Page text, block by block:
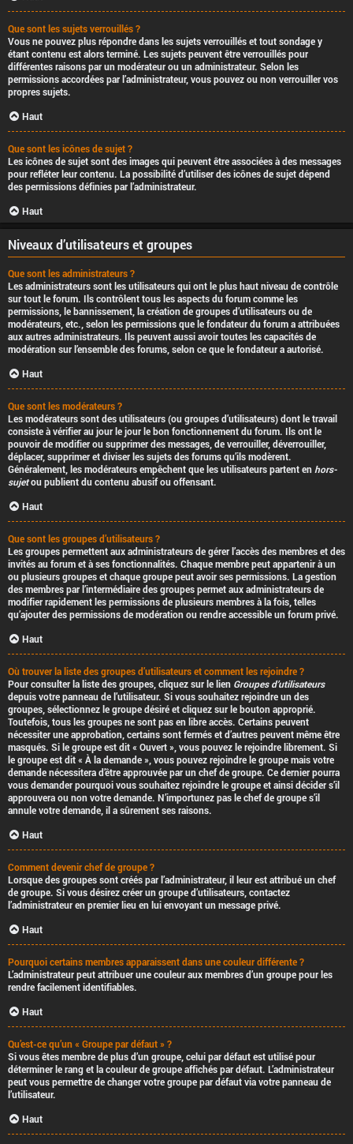
Que sont les sujets verrouillés ?
Vous ne pouvez plus répondre dans les sujets verrouillés et tout sondage y
étant contenu est alors terminé. Les sujets peuvent être verrouillés pour
différentes raisons par un modérateur ou un administrateur. Selon les
permissions accordées par l’administrateur, vous pouvez ou non verrouiller vos
propres sujets.
Haut
Que sont les icônes de sujet ?
Les icônes de sujet sont des images qui peuvent être associées à des messages
pour refléter leur contenu. La possibilité d’utiliser des icônes de sujet dépend
des permissions définies par l’administrateur.
Haut
Niveaux d’utilisateurs et groupes
Que sont les administrateurs ?
Les administrateurs sont les utilisateurs qui ont le plus haut niveau de contrôle
sur tout le forum. Ils contrôlent tous les aspects du forum comme les
permissions, le bannissement, la création de groupes d’utilisateurs ou de
modérateurs, etc., selon les permissions que le fondateur du forum a attribuées
aux autres administrateurs. Ils peuvent aussi avoir toutes les capacités de
modération sur l’ensemble des forums, selon ce que le fondateur a autorisé.
Haut
Que sont les modérateurs ?
Les modérateurs sont des utilisateurs (ou groupes d’utilisateurs) dont le travail
consiste à vérifier au jour le jour le bon fonctionnement du forum. Ils ont le
pouvoir de modifier ou supprimer des messages, de verrouiller, déverrouiller,
déplacer, supprimer et diviser les sujets des forums qu’ils modèrent.
Généralement, les modérateurs empêchent que les utilisateurs partent en hors-
sujetou publient du contenu abusif ou offensant.
Haut
Que sont les groupes d’utilisateurs ?
Les groupes permettent aux administrateurs de gérer l’accès des membres et des
invités au forum et à ses fonctionnalités. Chaque membre peut appartenir à un
ou plusieurs groupes et chaque groupe peut avoir ses permissions. La gestion
des membres par l’intermédiaire des groupes permet aux administrateurs de
modifier rapidement les permissions de plusieurs membres à la fois, telles
qu’ajouter des permissions de modération ou rendre accessible un forum privé.
Haut
Où trouver la liste des groupes d’utilisateurs et comment les rejoindre ?
Pour consulter la liste des groupes, cliquez sur le lien Groupes d’utilisateurs
depuis votre panneau de l’utilisateur. Si vous souhaitez rejoindre un des
groupes, sélectionnez le groupe désiré et cliquez sur le bouton approprié.
Toutefois, tous les groupes ne sont pas en libre accès. Certains peuvent
nécessiter une approbation, certains sont fermés et d’autres peuvent même être
masqués. Si le groupe est dit « Ouvert », vous pouvez le rejoindre librement. Si
le groupe est dit « À la demande », vous pouvez rejoindre le groupe mais votre
demande nécessitera d’être approuvée par un chef de groupe. Ce dernier pourra
vous demander pourquoi vous souhaitez rejoindre le groupe et ainsi décider s’il
approuvera ou non votre demande. N’importunez pas le chef de groupe s’il
annule votre demande, il a sûrement ses raisons.
Haut
Comment devenir chef de groupe ?
Lorsque des groupes sont créés par l’administrateur, il leur est attribué un chef
de groupe. Si vous désirez créer un groupe d’utilisateurs, contactez
l’administrateur en premier lieu en lui envoyant un message privé.
Haut
Pourquoi certains membres apparaissent dans une couleur différente ?
L’administrateur peut attribuer une couleur aux membres d’un groupe pour les
rendre facilement identifiables.
Haut
Qu’est-ce qu’un « Groupe par défaut » ?
Si vous êtes membre de plus d’un groupe, celui par défaut est utilisé pour
déterminer le rang et la couleur de groupe affichés par défaut. L’administrateur
peut vous permettre de changer votre groupe par défaut via votre panneau de
l’utilisateur.
Haut